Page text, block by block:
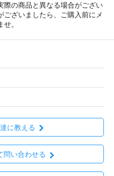
際の商品と異なる場合がござい
ございましたら、ご購入前にメ
。
に教える
問い合わせる